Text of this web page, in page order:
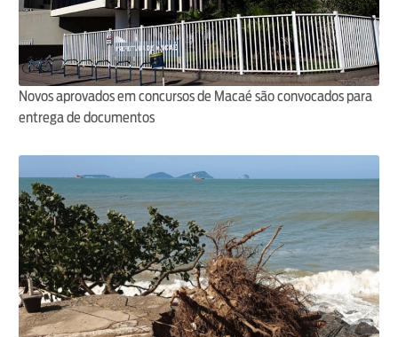
Novos aprovados em concursos de Macaé são convocados para
entrega de documentos